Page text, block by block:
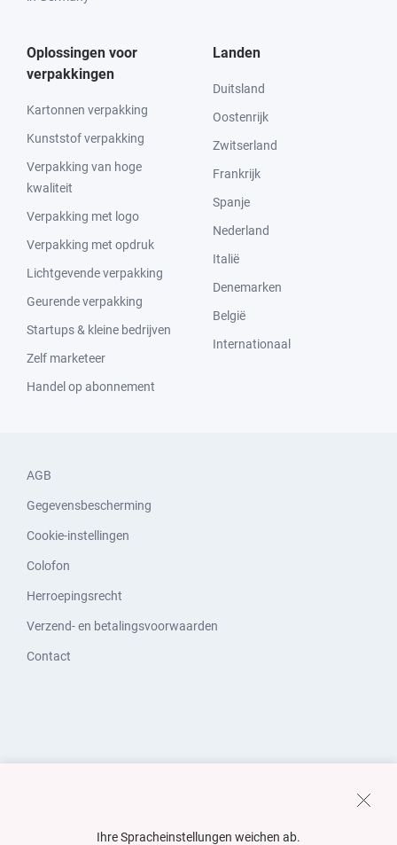
Oplossingen voor
verpakkingen
Kartonnen verpakking
Kunststof verpakking
Verpakking van hoge
kwaliteit
Verpakking met logo
Verpakking met opdruk
Lichtgevende verpakking
Geurende verpakking
Startups & kleine bedrijven
Zelf marketeer
Handel op abonnement
Landen
Duitsland
Oostenrijk
Zwitserland
Frankrijk
Spanje
Nederland
Italië
Denemarken
België
Internationaal
AGB
Gegevensbescherming
Cookie-instellingen
Colofon
Herroepingsrecht
Verzend- en betalingsvoorwaarden
Contact
Ihre Spracheinstellungen weichen ab.